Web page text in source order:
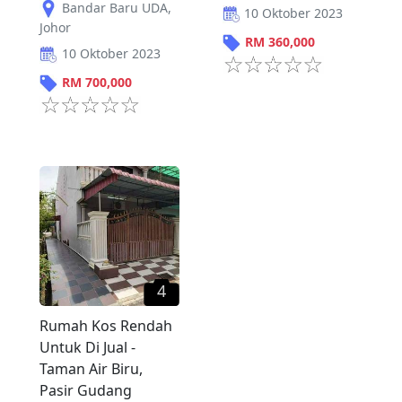
Bandar Baru UDA,
Johor
10 Oktober 2023
RM 700,000
10 Oktober 2023
RM 360,000
4
Rumah Kos Rendah
Untuk Di Jual -
Taman Air Biru,
Pasir Gudang